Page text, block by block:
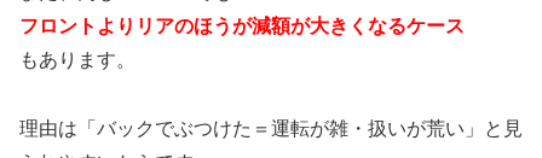
フロントよりリアのほうが減額が大きくなるケース
もあります。
理由は「バックでぶつけた＝運転が雑・扱いが荒い」と見